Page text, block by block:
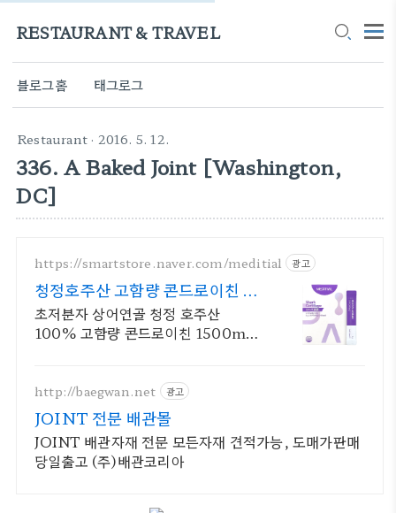
RESTAURANT & TRAVEL
블로그홈 태그로그
Restaurant · 2016. 5. 12.
336. A Baked Joint [Washington,
DC]
https://smartstore.naver.com/meditial 광고
청정호주산 고함량 콘드로이친 편
안한 목넘김, 식물첨가물X
초저분자 상어연골 청정 호주산
100% 고함량 콘드로이친 1500mg
http://baegwan.net 광고
JOINT 전문 배관몰
JOINT 배관자재 전문 모든자재 견적가능, 도매가판매
당일출고 (주)배관코리아